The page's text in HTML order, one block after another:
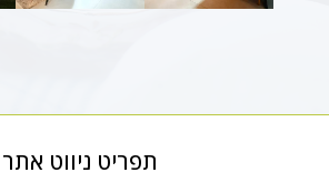
תפריט ניווט אתר